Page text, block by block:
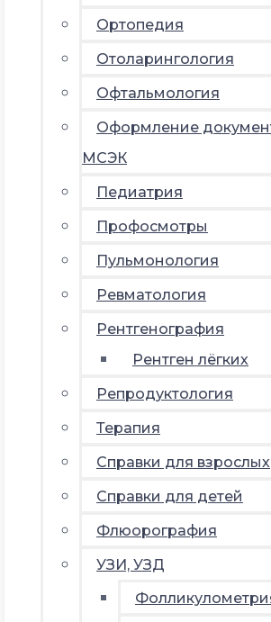
Ортопедия
Отоларингология
Офтальмология
Оформление
МСЭК
Педиатрия
Профосмотры
Пульмонология
Ревматология
Рентгенография
Рентген лёгких
Репродуктология
Терапия
Справки для взрослых
Справки для детей
Флюорография
УЗИ, УЗД